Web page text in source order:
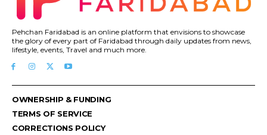
Pehchan Faridabad is an online platform that envisions to showcase
the glory of every part of Faridabad through daily updates from news,
lifestyle, events, Travel and much more.
OWNERSHIP & FUNDING
TERMS OF SERVICE
CORRECTIONS POLICY